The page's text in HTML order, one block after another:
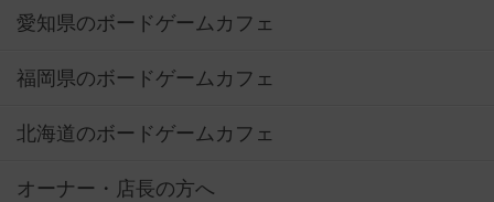
愛知県のボードゲームカフェ
福岡県のボードゲームカフェ
北海道のボードゲームカフェ
オーナー・店長の方へ